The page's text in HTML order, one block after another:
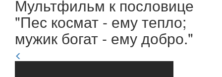
Мультфильм к пословице
"Пес космат - ему тепло;
мужик богат - ему добро."